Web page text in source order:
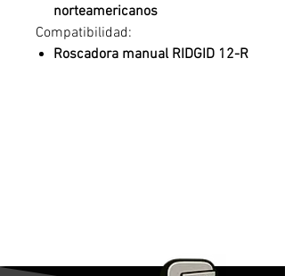
norteamericanos
Compatibilidad:
Roscadora manual RIDGID 12-R